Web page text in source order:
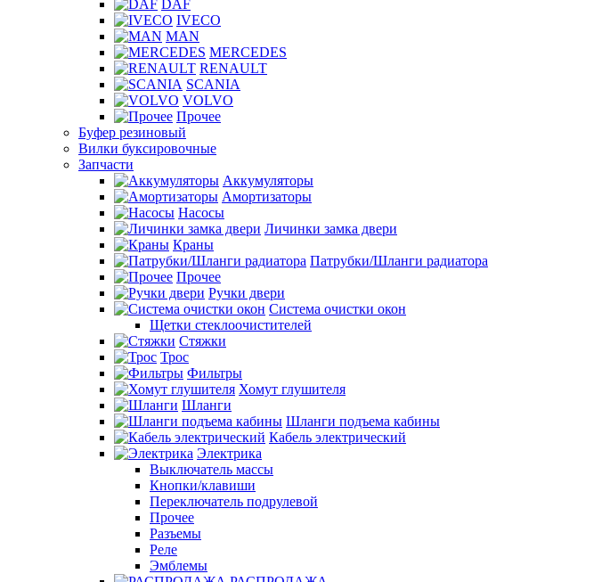
DAF
IVECO
MAN
MERCEDES
RENAULT
SCANIA
VOLVO
Прочее
Буфер резиновый
Вилки буксировочные
Запчасти
Аккумуляторы
Амортизаторы
Насосы
Личинки замка двери
Краны
Патрубки/Шланги радиатора
Прочее
Ручки двери
Система очистки окон
Щетки стеклоочистителей
Стяжки
Трос
Фильтры
Хомут глушителя
Шланги
Шланги подъема кабины
Кабель электрический
Электрика
Выключатель массы
Кнопки/клавиши
Переключатель подрулевой
Прочее
Разъемы
Реле
Эмблемы